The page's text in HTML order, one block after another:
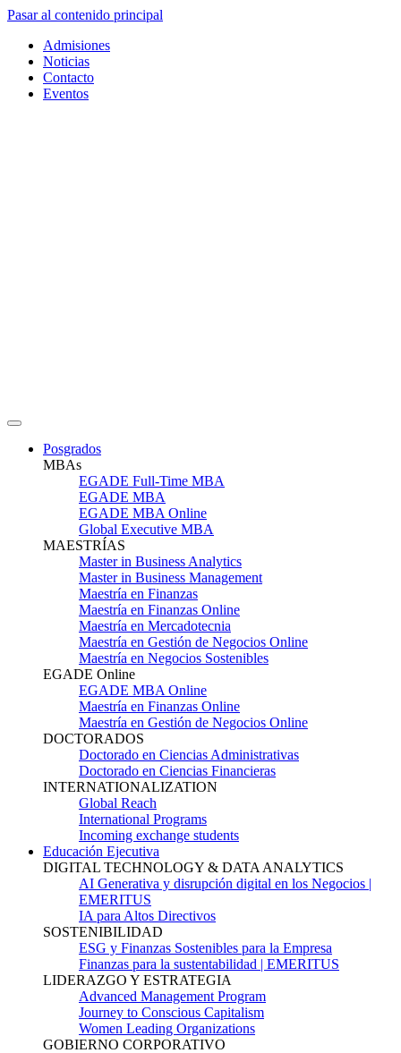
Pasar al contenido principal
Admisiones
Noticias
Contacto
Eventos
Posgrados
MBAs
EGADE Full-Time MBA
EGADE MBA
EGADE MBA Online
Global Executive MBA
MAESTRÍAS
Master in Business Analytics
Master in Business Management
Maestría en Finanzas
Maestría en Finanzas Online
Maestría en Mercadotecnia
Maestría en Gestión de Negocios Online
Maestría en Negocios Sostenibles
EGADE Online
EGADE MBA Online
Maestría en Finanzas Online
Maestría en Gestión de Negocios Online
DOCTORADOS
Doctorado en Ciencias Administrativas
Doctorado en Ciencias Financieras
INTERNATIONALIZATION
Global Reach
International Programs
Incoming exchange students
Educación Ejecutiva
DIGITAL TECHNOLOGY & DATA ANALYTICS
AI Generativa y disrupción digital en los Negocios |
EMERITUS
IA para Altos Directivos
SOSTENIBILIDAD
ESG y Finanzas Sostenibles para la Empresa
Finanzas para la sustentabilidad | EMERITUS
LIDERAZGO Y ESTRATEGIA
Advanced Management Program
Journey to Conscious Capitalism
Women Leading Organizations
GOBIERNO CORPORATIVO